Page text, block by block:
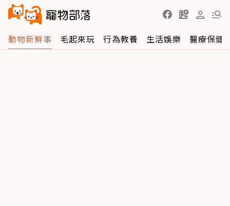
動物新鮮事 毛起來玩 行為教養 生活娛樂 醫療保健